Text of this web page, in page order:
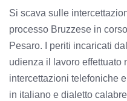
Si scava sulle
processo Bruzzese in
Pesaro. I periti incaricati
udienza il lavoro effettuato
intercettazioni telefoniche
in italiano e dialetto